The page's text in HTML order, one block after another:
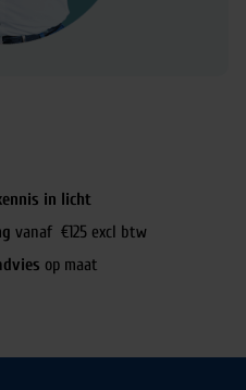
in licht
vanaf €125 excl btw
op maat